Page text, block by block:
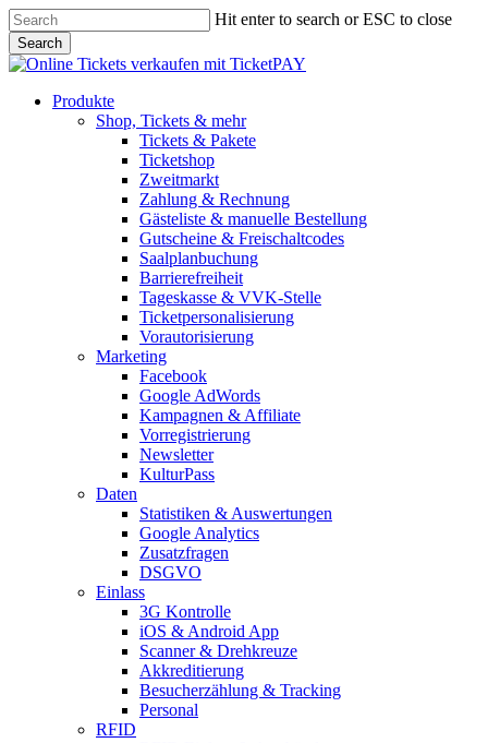
Skip
to
main
content
Hit enter to search or ESC to close
Search
Close
Menu
Produkte
Shop, Tickets & mehr
Tickets & Pakete
Ticketshop
Zweitmarkt
Zahlung & Rechnung
Gästeliste & manuelle Bestellung
Gutscheine & Freischaltcodes
Saalplanbuchung
Barrierefreiheit
Tageskasse & VVK-Stelle
Ticketpersonalisierung
Vorautorisierung
Marketing
Facebook
Google AdWords
Kampagnen & Affiliate
Vorregistrierung
Newsletter
KulturPass
Daten
Statistiken & Auswertungen
Google Analytics
Zusatzfragen
DSGVO
Einlass
3G Kontrolle
iOS & Android App
Scanner & Drehkreuze
Akkreditierung
Besucherzählung & Tracking
Personal
RFID